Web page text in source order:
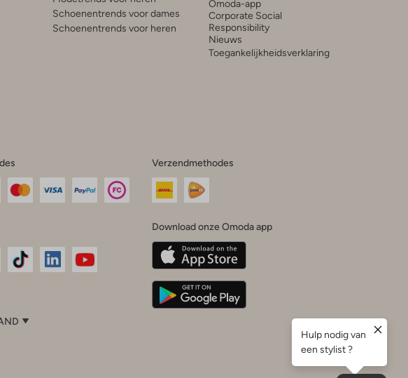
Schoenentrends voor dames
Schoenentrends voor heren
Omoda-app
Corporate Social
Responsibility
Nieuws
Toegankelijkheidsverklaring
Verzendmethodes
Download onze Omoda app